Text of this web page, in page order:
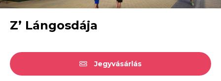
Z’ Lángosdája
Jegyvásárlás